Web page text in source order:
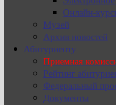
Онлайн-
Музей
Архив новостей
Абитуриенту
Приемная
Рейтинг
Федеральный
Документы